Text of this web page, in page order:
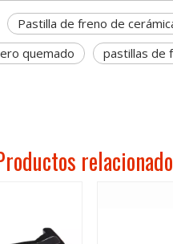
Pastilla de freno de
quemado
pastillas de